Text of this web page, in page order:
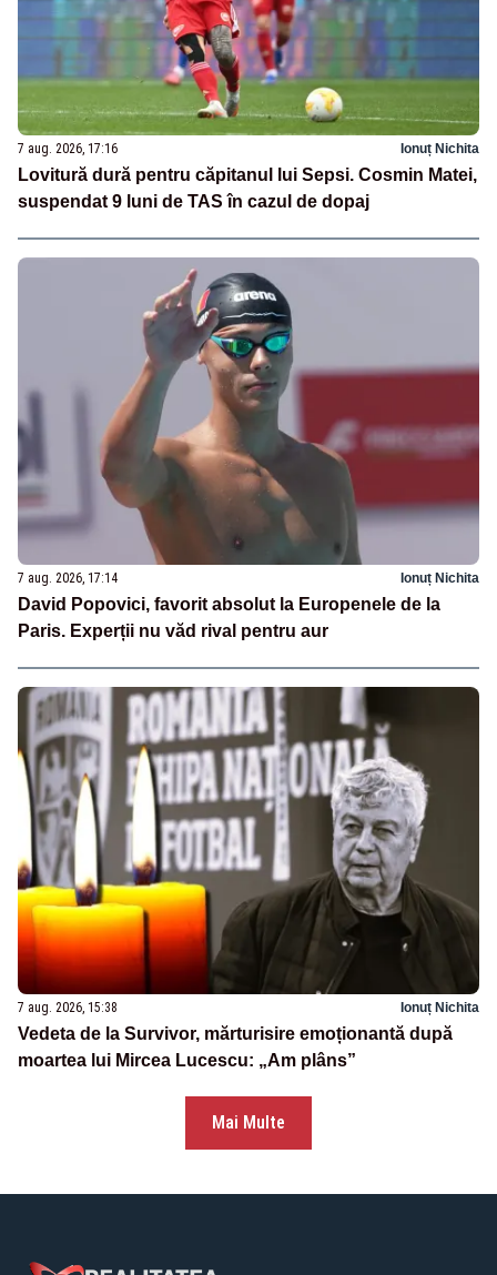
7 aug. 2026, 17:16 Ionuț Nichita
Lovitură dură pentru căpitanul lui Sepsi. Cosmin Matei,
suspendat 9 luni de TAS în cazul de dopaj
7 aug. 2026, 17:14 Ionuț Nichita
David Popovici, favorit absolut la Europenele de la
Paris. Experții nu văd rival pentru aur
7 aug. 2026, 15:38 Ionuț Nichita
Vedeta de la Survivor, mărturisire emoționantă după
moartea lui Mircea Lucescu: „Am plâns”
Mai Multe